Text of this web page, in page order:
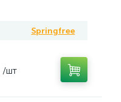
Springfree
/шт